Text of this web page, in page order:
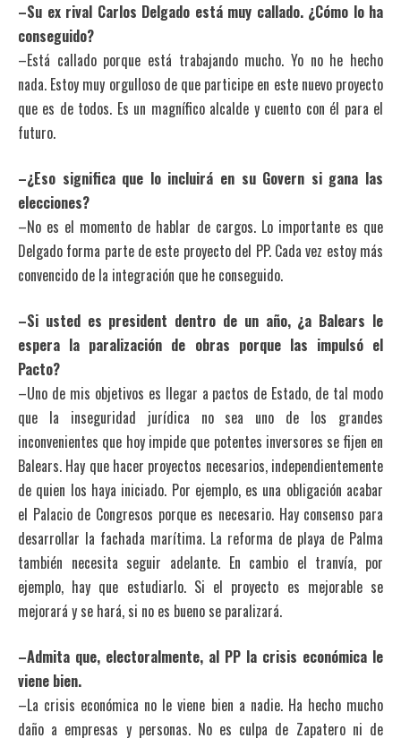
–Su ex rival Carlos Delgado está muy callado. ¿Cómo lo ha
conseguido?
–Está callado porque está trabajando mucho. Yo no he hecho
nada. Estoy muy orgulloso de que participe en este nuevo proyecto
que es de todos. Es un magnífico alcalde y cuento con él para el
futuro.
–¿Eso significa que lo incluirá en su Govern si gana las
elecciones?
–No es el momento de hablar de cargos. Lo importante es que
Delgado forma parte de este proyecto del PP. Cada vez estoy más
convencido de la integración que he conseguido.
–Si usted es president dentro de un año, ¿a Balears le
espera la paralización de obras porque las impulsó el
Pacto?
–Uno de mis objetivos es llegar a pactos de Estado, de tal modo
que la inseguridad jurídica no sea uno de los grandes
inconvenientes que hoy impide que potentes inversores se fijen en
Balears. Hay que hacer proyectos necesarios, independientemente
de quien los haya iniciado. Por ejemplo, es una obligación acabar
el Palacio de Congresos porque es necesario. Hay consenso para
desarrollar la fachada marítima. La reforma de playa de Palma
también necesita seguir adelante. En cambio el tranvía, por
ejemplo, hay que estudiarlo. Si el proyecto es mejorable se
mejorará y se hará, si no es bueno se paralizará.
–Admita que, electoralmente, al PP la crisis económica le
viene bien.
–La crisis económica no le viene bien a nadie. Ha hecho mucho
daño a empresas y personas. No es culpa de Zapatero ni de